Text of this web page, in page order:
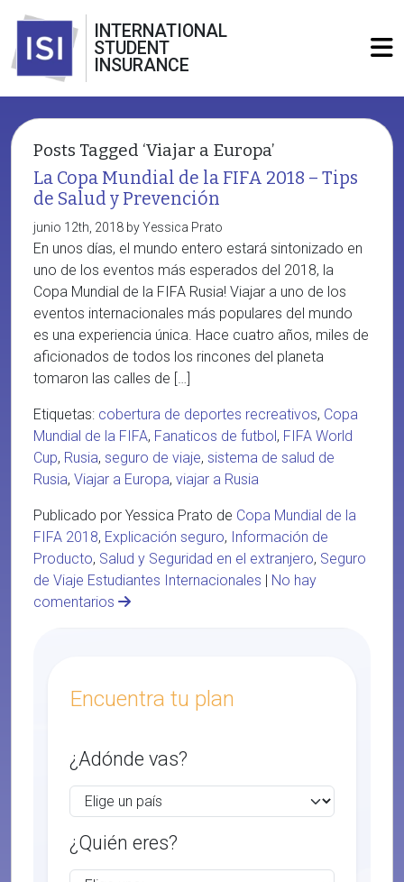
INTERNATIONAL
STUDENT
INSURANCE
Posts Tagged ‘Viajar a Europa’
La Copa Mundial de la FIFA 2018 – Tips
de Salud y Prevención
junio 12th, 2018 by Yessica Prato
En unos días, el mundo entero estará sintonizado en
uno de los eventos más esperados del 2018, la
Copa Mundial de la FIFA Rusia! Viajar a uno de los
eventos internacionales más populares del mundo
es una experiencia única. Hace cuatro años, miles de
aficionados de todos los rincones del planeta
tomaron las calles de […]
Etiquetas: cobertura de deportes recreativos, Copa
Mundial de la FIFA, Fanaticos de futbol, FIFA World
Cup, Rusia, seguro de viaje, sistema de salud de
Rusia, Viajar a Europa, viajar a Rusia
Publicado por Yessica Prato de Copa Mundial de la
FIFA 2018, Explicación seguro, Información de
Producto, Salud y Seguridad en el extranjero, Seguro
de Viaje Estudiantes Internacionales | No hay
comentarios
Encuentra tu plan
¿Adónde vas?
¿Quién eres?